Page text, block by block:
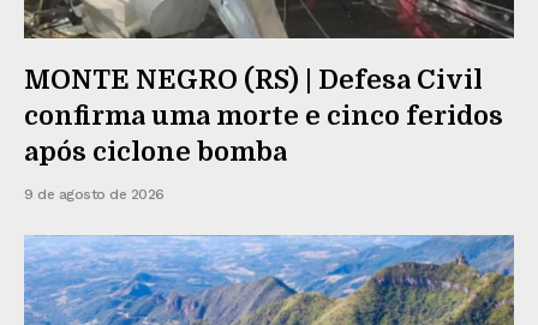
MONTE NEGRO (RS) | Defesa Civil
confirma uma morte e cinco feridos
após ciclone bomba
9 de agosto de 2026